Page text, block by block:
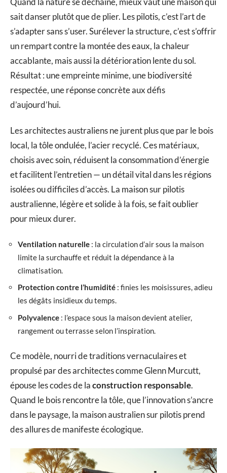
sait danser plutôt que de plier. Les pilotis, c’est l’art de
s’adapter sans s’user. Surélever la structure, c’est s’offrir
un rempart contre la montée des eaux, la chaleur
accablante, mais aussi la détérioration lente du sol.
Résultat : une empreinte minime, une biodiversité
respectée, une réponse concrète aux défis
d’aujourd’hui.
Les architectes australiens ne jurent plus que par le bois
local, la tôle ondulée, l’acier recyclé. Ces matériaux,
choisis avec soin, réduisent la consommation d’énergie
et facilitent l’entretien — un détail vital dans les régions
isolées ou difficiles d’accès. La maison sur pilotis
australienne, légère et solide à la fois, se fait oublier
pour mieux durer.
Ventilation naturelle : la circulation d’air sous la maison
limite la surchauffe et réduit la dépendance à la
climatisation.
Protection contre l’humidité : finies les moisissures, adieu
les dégâts insidieux du temps.
Polyvalence : l’espace sous la maison devient atelier,
rangement ou terrasse selon l’inspiration.
Ce modèle, nourri de traditions vernaculaires et
propulsé par des architectes comme Glenn Murcutt,
épouse les codes de laconstruction responsable.
Quand le bois rencontre la tôle, que l’innovation s’ancre
dans le paysage, la maison australien sur pilotis prend
des allures de manifeste écologique.